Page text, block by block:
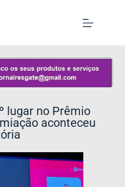
lugar no Prêmio
aconteceu